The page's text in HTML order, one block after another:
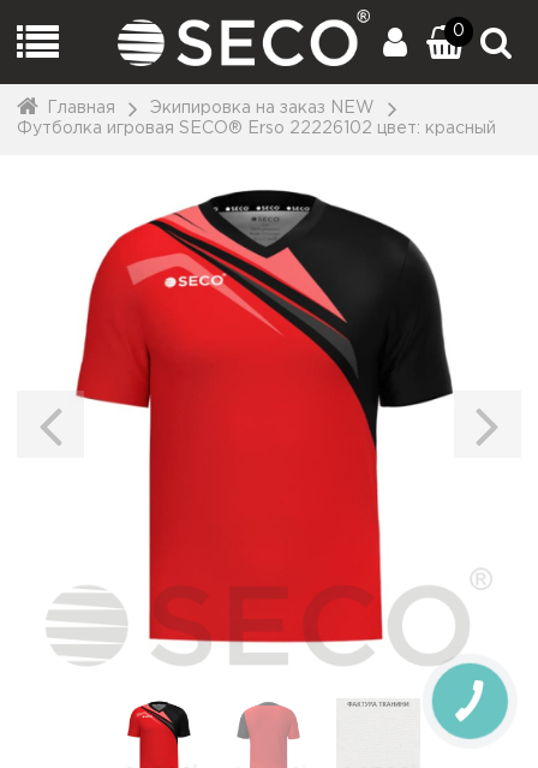
0
Главная
Экипировка на заказ NEW
Футболка игровая SECO® Erso 22226102 цвет: красный